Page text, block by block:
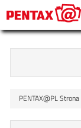
PENTAX@PL Strona